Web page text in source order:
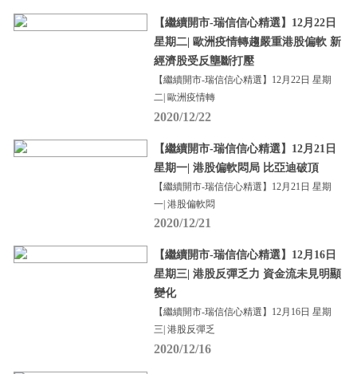
【繼續開市-瑞信信心精選】12月22日
星期二| 歐洲疫情轉趨嚴重港股偏軟 新
經濟股受反壟斷打壓
【繼續開市-瑞信信心精選】12月22日 星期
二| 歐洲疫情轉
2020/12/22
【繼續開市-瑞信信心精選】12月21日
星期一| 港股偏軟悶局 比亞迪破頂
【繼續開市-瑞信信心精選】12月21日 星期
一| 港股偏軟悶
2020/12/21
【繼續開市-瑞信信心精選】12月16日
星期三| 港股反彈乏力 資金流未見明顯
變化
【繼續開市-瑞信信心精選】12月16日 星期
三| 港股反彈乏
2020/12/16